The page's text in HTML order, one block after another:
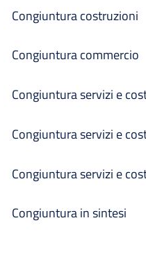
Congiuntura costruzioni
Congiuntura commercio
Congiuntura servizi e
Congiuntura servizi e
Congiuntura servizi e
Congiuntura in sintesi